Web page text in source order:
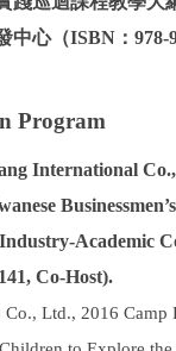
心（ISBN：978-
Program
International
Academic
Co-Host).
Ltd., 2016 Camp